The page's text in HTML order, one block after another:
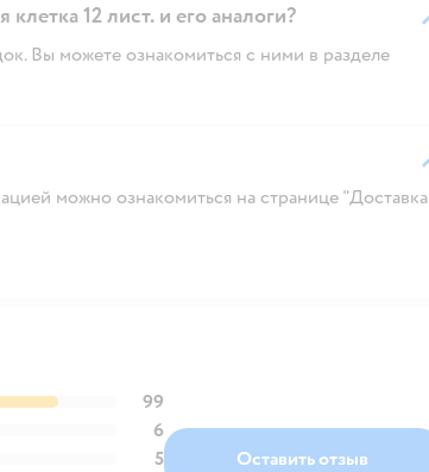
12 лист. и его аналоги?
Вы можете ознакомиться с ними в разделе
можно ознакомиться на странице "Доставка
99
6
5
Оставить отзыв